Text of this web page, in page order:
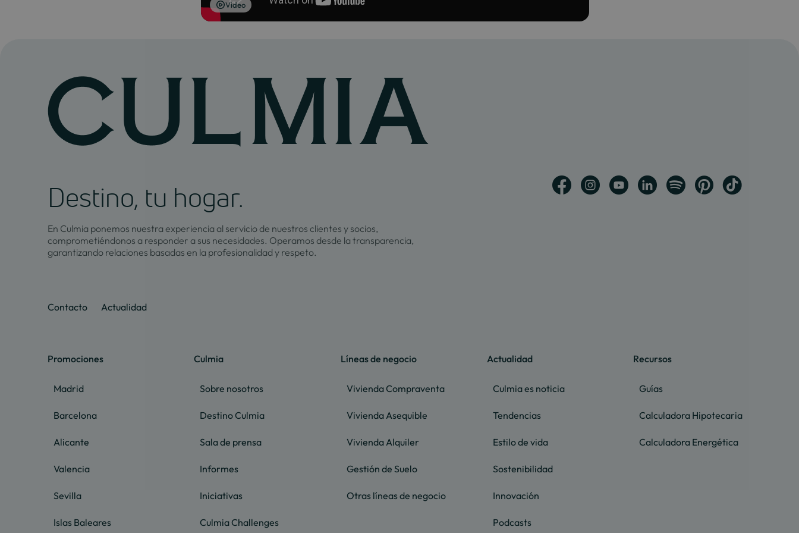
Video
Destino, tu hogar.
En Culmia ponemos nuestra experiencia al servicio de nuestros clientes y socios,
comprometiéndonos a responder a sus necesidades. Operamos desde la transparencia,
garantizando relaciones basadas en la profesionalidad y respeto.
Contacto Actualidad
Promociones
Madrid
Barcelona
Alicante
Valencia
Sevilla
Islas Baleares
Culmia
Sobre nosotros
Destino Culmia
Sala de prensa
Informes
Iniciativas
Culmia Challenges
Líneas de negocio
Vivienda Compraventa
Vivienda Asequible
Vivienda Alquiler
Gestión de Suelo
Otras líneas de negocio
Actualidad
Culmia es noticia
Tendencias
Estilo de vida
Sostenibilidad
Innovación
Podcasts
Recursos
Guías
Calculadora Hipotecaria
Calculadora Energética